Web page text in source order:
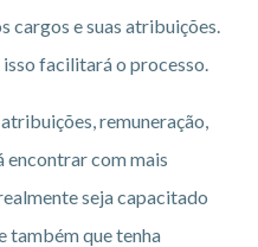
cargos e suas atribuições.
facilitará o processo.
remuneração,
encontrar com mais
seja capacitado
também que tenha